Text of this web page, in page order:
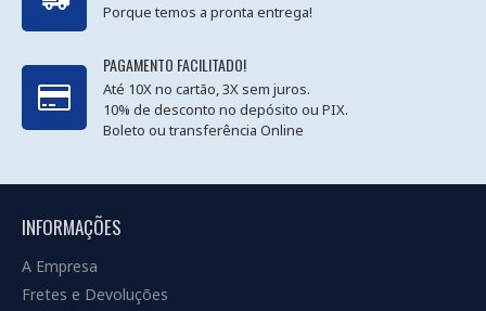
Porque temos a pronta entrega!
PAGAMENTO FACILITADO!
Até 10X no cartão, 3X sem juros.
10% de desconto no depósito ou PIX.
Boleto ou transferência Online
INFORMAÇÕES
A Empresa
Fretes e Devoluções